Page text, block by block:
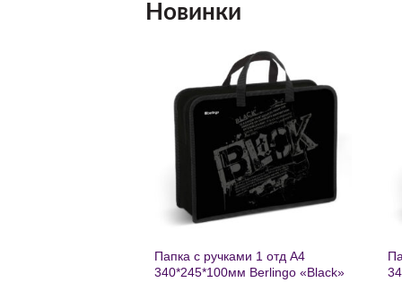
Новинки
Добавить
в список
желаний
Папка с ручками 1 отд А4
340*245*100мм Berlingo «Black»